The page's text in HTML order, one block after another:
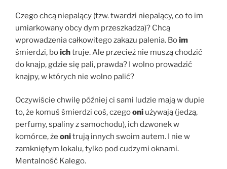
Czego chcą niepalący (tzw. twardzi niepalący, co to im
umiarkowany obcy dym przeszkadza)? Chcą
wprowadzenia całkowitego zakazu palenia. Boim
śmierdzi, boichtruje. Ale przecież nie muszą chodzić
do knajp, gdzie się pali, prawda? I wolno prowadzić
knajpy, w których nie wolno palić?
Oczywiście chwilę później ci sami ludzie mają w dupie
to, że komuś śmierdzi coś, czegooni używają (jedzą,
perfumy, spaliny z samochodu), ich dzwonek w
komórce, że onitrują innych swoim autem. I nie w
zamkniętym lokalu, tylko pod cudzymi oknami.
Mentalność Kalego.